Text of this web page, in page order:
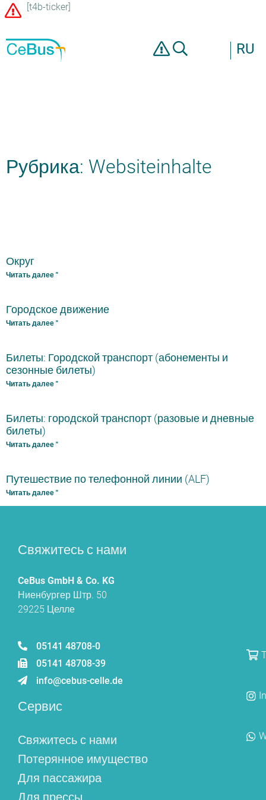
[t4b-ticker]
RU
Рубрика: Websiteinhalte
Округ
Читать далее "
Городское движение
Читать далее "
Билеты: Городской транспорт (абонементы и
сезонные билеты)
Читать далее "
Билеты: городской транспорт (разовые и дневные
билеты)
Читать далее "
Путешествие по телефонной линии (ALF)
Читать далее "
Свяжитесь с нами
CeBus GmbH & Co. KG
Ниенбургер Штр. 50
29225 Целле
05141 48708-0
05141 48708-39
info@cebus-celle.de
Сервис
Свяжитесь с нами
Потерянное имущество
Для пассажира
Для прессы